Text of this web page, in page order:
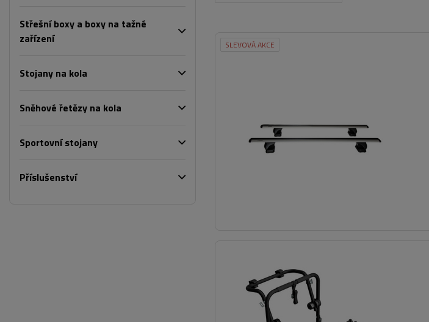
Střešní boxy a boxy na tažné
zařízení
Stojany na kola
Sněhové řetězy na kola
Sportovní stojany
Příslušenství
SLEVOVÁ AKCE